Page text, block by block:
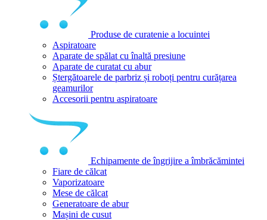
Produse de curatenie a locuintei
Aspiratoare
Aparate de spălat cu înaltă presiune
Aparate de curatat cu abur
Ștergătoarele de parbriz și roboți pentru curățarea
geamurilor
Accesorii pentru aspiratoare
Echipamente de îngrijire a îmbrăcămintei
Fiare de călcat
Vaporizatoare
Mese de călcat
Generatoare de abur
Mașini de cusut